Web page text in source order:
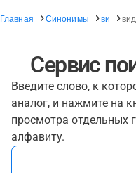
Главная Синонимы ви
Сервис
Введите слово, к
аналог, и нажмите на
просмотра отдельных
алфавиту.